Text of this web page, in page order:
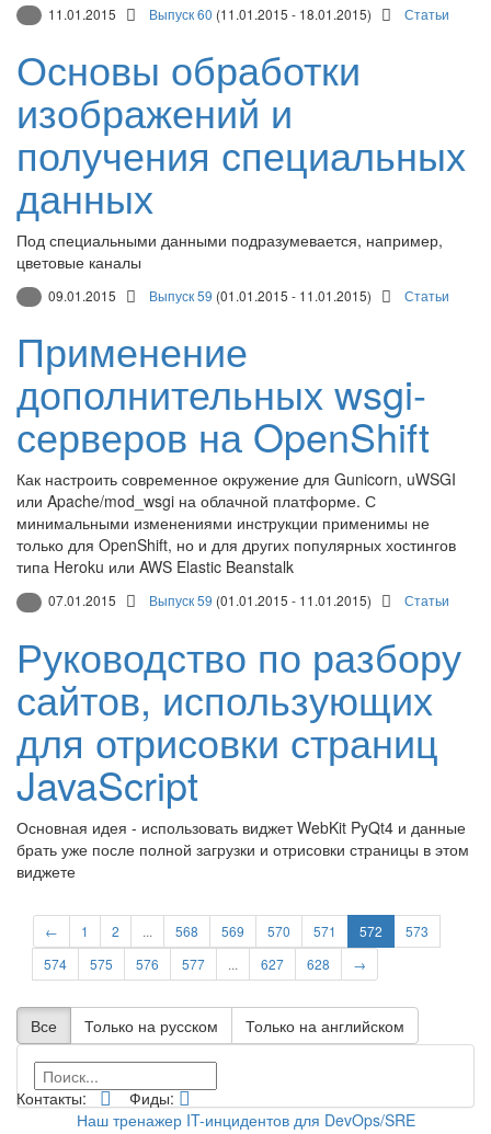
11.01.2015 Выпуск 60 (11.01.2015 - 18.01.2015) Статьи
Основы обработки
изображений и
получения специальных
данных
Под специальными данными подразумевается, например,
цветовые каналы
09.01.2015 Выпуск 59 (01.01.2015 - 11.01.2015) Статьи
Применение
дополнительных wsgi-
серверов на OpenShift
Как настроить современное окружение для Gunicorn, uWSGI
или Apache/mod_wsgi на облачной платформе. С
минимальными изменениями инструкции применимы не
только для OpenShift, но и для других популярных хостингов
типа Heroku или AWS Elastic Beanstalk
07.01.2015 Выпуск 59 (01.01.2015 - 11.01.2015) Статьи
Руководство по разбору
сайтов, использующих
для отрисовки страниц
JavaScript
Основная идея - использовать виджет WebKit PyQt4 и данные
брать уже после полной загрузки и отрисовки страницы в этом
виджете
← 1 2 ... 568 569 570 571 572
573
574
575 576 577 ... 627 628 →
Все Только на русском Только на английском
Контакты:
Фиды:
Наш тренажер IT-инцидентов для DevOps/SRE